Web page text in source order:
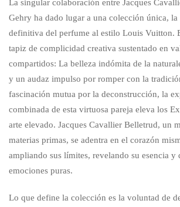
La singular colaboración entre Jacques
Gehry ha dado lugar a una colección única, la
definitiva del perfume al estilo Louis Vuitton.
tapiz de complicidad creativa sustentado en
compartidos: La belleza indómita de la
y un audaz impulso por romper con la
fascinación mutua por la deconstrucción, la
combinada de esta virtuosa pareja eleva los
arte elevado. Jacques Cavallier Belletrud, un
materias primas, se adentra en el corazón
ampliando sus límites, revelando su esencia y
emociones puras.
Lo que define la colección es la voluntad de